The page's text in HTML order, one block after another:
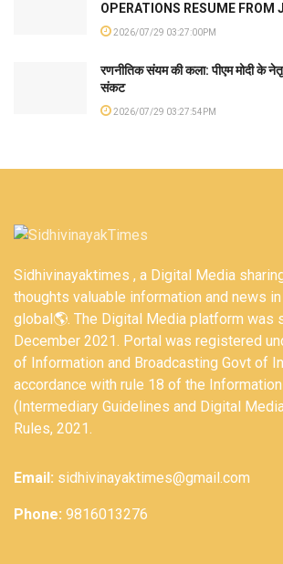
OPERATIONS RESUME FROM
2026/07/29 03:27:00PM
रणनीतिक संयम की कला: पीएम मोदी के
संकट
2026/07/29 03:27:54PM
Sidhivinayaktimes , a Digital Media
thoughts valuable information and news
global🌎. The Digital Media platform was
December 2021. Portal was registered
of Information and Broadcasting Govt of
accordance with rule 18 of the
(Intermediary Guidelines and Digital
Rules, 2021.
Email: sidhivinayaktimes@gmail.com
Phone: 9816013276